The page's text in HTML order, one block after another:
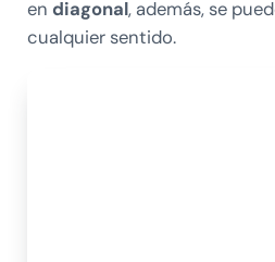
en diagonal, además, se
cualquier sentido.